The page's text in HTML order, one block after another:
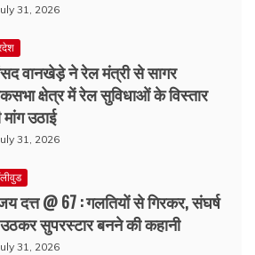
31, 2026
वानखेड़े ने रेल मंत्री से सागर
क्षेत्र में रेल सुविधाओं के विस्तार
उठाई
31, 2026
दत्त @ 67 : गलतियों से गिरकर, संघर्ष
सुपरस्टार बनने की कहानी
31, 2026